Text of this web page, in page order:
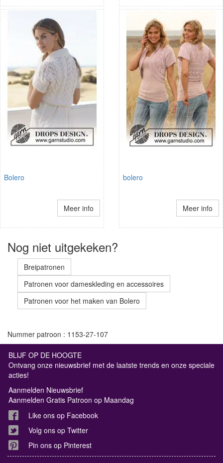
Bolero
Meer info
bolero
Meer info
Nog niet uitgekeken?
Breipatronen
Patronen voor dameskleding en accessoires
Patronen voor het maken van Bolero
Nummer patroon : 1153-27-107
BLIJF OP DE HOOGTE
Ontvang onze nieuwsbrief met de laatste trends en onze speciale
acties!
Aanmelden Nieuwsbrief
Aanmelden Gratis Patroon op Maandag
Like ons op Facebook
Volg ons op Twitter
Pin ons op Pinterest